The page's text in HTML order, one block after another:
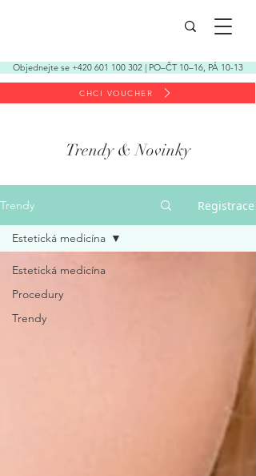
CHCI VOUCHER
Objednejte se +420 601 100 302 | PO–ČT 10–16, PÁ 10-13
Trendy & Novinky
Trendy Registrace
Estetická medicína
Procedury
Trendy
Estetická medicína